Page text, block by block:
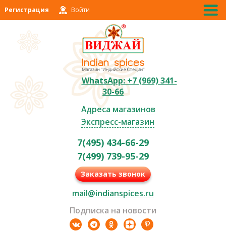
Регистрация Войти
WhatsApp: +7 (969) 341-
30-66
Адреса магазинов
Экспресс-магазин
7(495) 434-66-29
7(499) 739-95-29
Заказать звонок
mail@indianspices.ru
Подписка на новости